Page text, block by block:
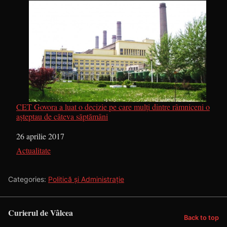
CET Govora a luat o decizie pe care mulți dintre râmniceni o
așteptau de câteva săptămâni
Dată
26 aprilie 2017
În legătură cu
Actualitate
Categories: Politică și Administrație
Curierul de Vâlcea Back to top